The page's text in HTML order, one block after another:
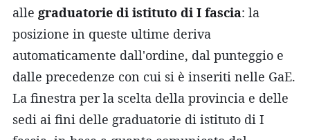
alle graduatorie di istituto di I fascia: la
posizione in queste ultime deriva
automaticamente dall'ordine, dal punteggio e
dalle precedenze con cui si è inseriti nelle GaE.
La finestra per la scelta della provincia e delle
sedi ai fini delle graduatorie di istituto di I